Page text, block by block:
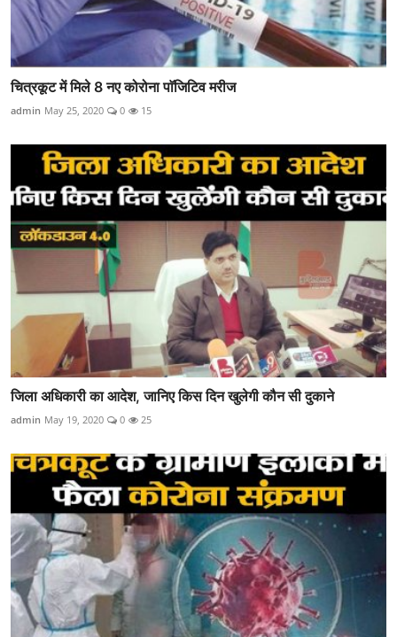
चित्रकूट में मिले 8 नए कोरोना पाॅजिटिव मरीज
admin May 25, 2020 0 15
जिला अधिकारी का आदेश, जानिए किस दिन खुलेगी कौन सी दुकाने
admin May 19, 2020 0 25